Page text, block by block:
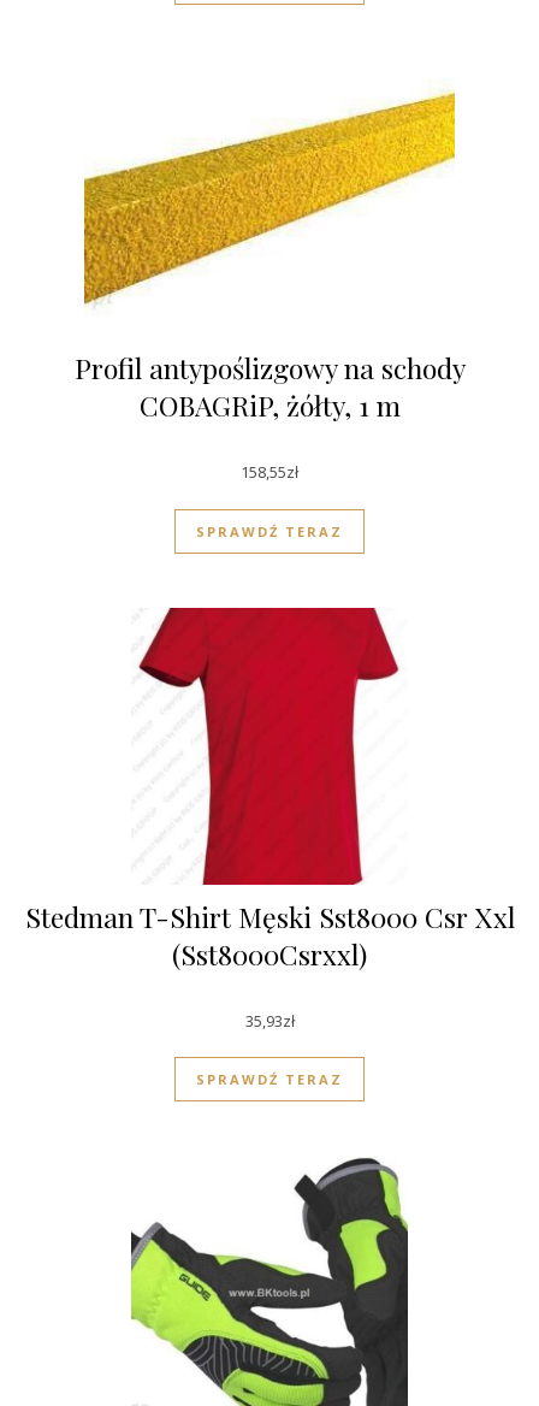
Profil antypoślizgowy na schody
COBAGRiP, żółty, 1 m
158,55zł
SPRAWDŹ TERAZ
Stedman T-Shirt Męski Sst8000 Csr Xxl
(Sst8000Csrxxl)
35,93zł
SPRAWDŹ TERAZ